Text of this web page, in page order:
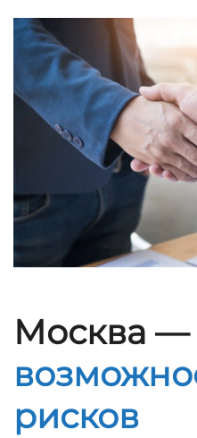
Москва —
рисков